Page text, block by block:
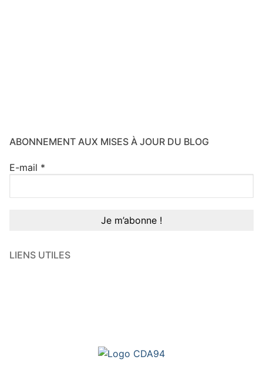
ABONNEMENT AUX MISES À JOUR DU BLOG
E-mail *
LIENS UTILES